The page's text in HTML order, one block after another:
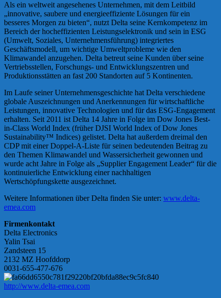
Als ein weltweit angesehenes Unternehmen, mit dem Leitbild
„innovative, saubere und energieeffiziente Lösungen für ein
besseres Morgen zu bieten“, nutzt Delta seine Kernkompetenz im
Bereich der hocheffizienten Leistungselektronik und sein in ESG
(Umwelt, Soziales, Unternehmensführung) integriertes
Geschäftsmodell, um wichtige Umweltprobleme wie den
Klimawandel anzugehen. Delta betreut seine Kunden über seine
Vertriebsstellen, Forschungs- und Entwicklungszentren und
Produktionsstätten an fast 200 Standorten auf 5 Kontinenten.
Im Laufe seiner Unternehmensgeschichte hat Delta verschiedene
globale Auszeichnungen und Anerkennungen für wirtschaftliche
Leistungen, innovative Technologien und für das ESG-Engagement
erhalten. Seit 2011 ist Delta 14 Jahre in Folge im Dow Jones Best-
in-Class World Index (früher DJSI World Index of Dow Jones
Sustainability™ Indices) gelistet. Delta hat außerdem dreimal den
CDP mit einer Doppel-A-Liste für seinen bedeutenden Beitrag zu
den Themen Klimawandel und Wassersicherheit gewonnen und
wurde acht Jahre in Folge als „Supplier Engagement Leader“ für die
kontinuierliche Entwicklung einer nachhaltigen
Wertschöpfungskette ausgezeichnet.
Weitere Informationen über Delta finden Sie unter: www.delta-
emea.com
Firmenkontakt
Delta Electronics
Yalin Tsai
Zandsteen 15
2132 MZ Hoofddorp
0031-655-477-676
http://www.delta-emea.com